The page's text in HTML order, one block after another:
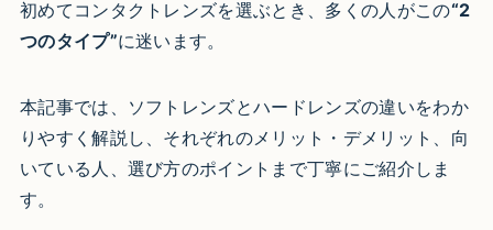
初めてコンタクトレンズを選ぶとき、多くの人がこの“2
つのタイプ”に迷います。
本記事では、ソフトレンズとハードレンズの違いをわか
りやすく解説し、それぞれのメリット・デメリット、向
いている人、選び方のポイントまで丁寧にご紹介しま
す。